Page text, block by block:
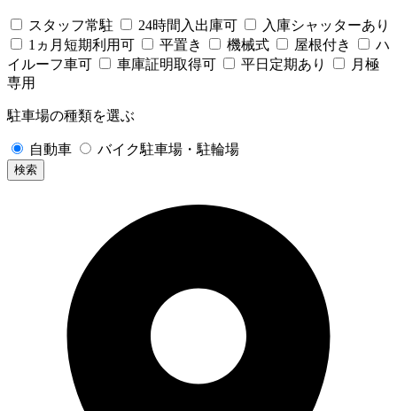
スタッフ常駐 24時間入出庫可
入庫シャッターあり
1ヵ月短期利用可
平置き 機械式 屋根付き
ハ
イルーフ車可
車庫証明取得可 平日定期あり
月極
専用
駐車場の種類を選ぶ
自動車 バイク駐車場・駐輪場
検索